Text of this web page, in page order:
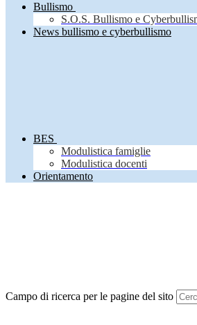
Bullismo
S.O.S. Bullismo e
News bullismo e cyberbullismo
BES
Modulistica famiglie
Modulistica docenti
Orientamento
Campo di ricerca per le pagine del sito